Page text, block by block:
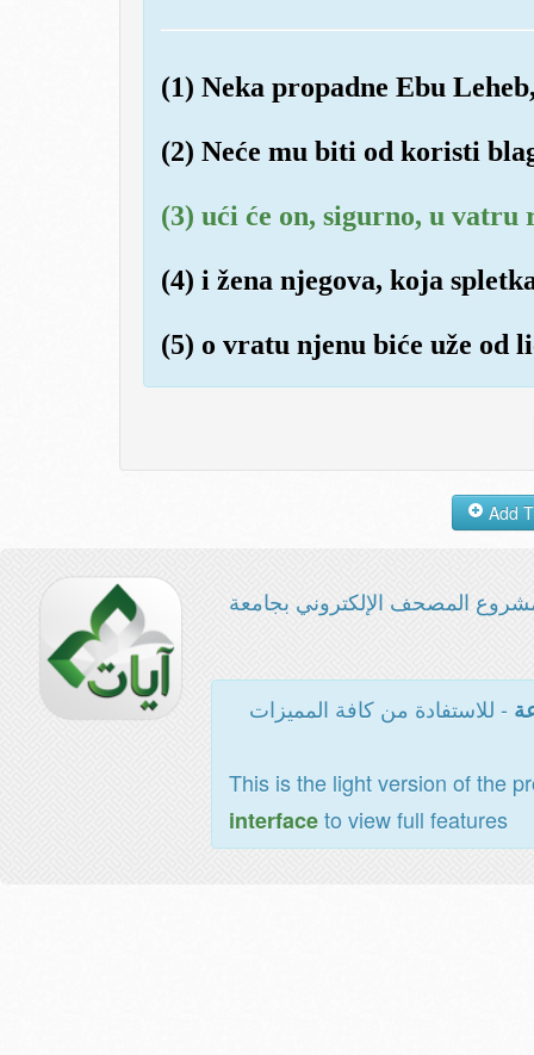
(1) Neka propadne Ebu
(2) Neće mu biti od koristi
(3) ući će on, sigurno, u vatru
(4) i žena njegova, koja
(5) o vratu njenu biće uže od
المصحف الإلكتروني بجامعة
- للاستفادة من كافة المميزات
This is the light version of the
interfaceto view full features